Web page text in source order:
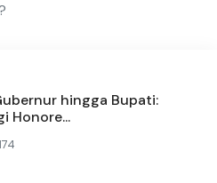
hingga Bupati:
Honore...